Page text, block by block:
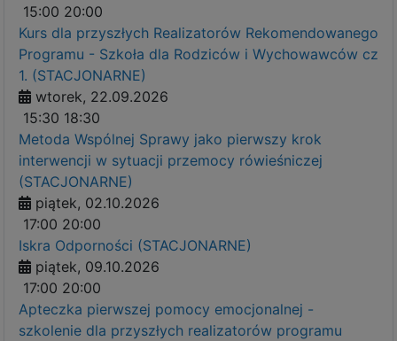
15:00 20:00
Kurs dla przyszłych Realizatorów Rekomendowanego
Programu - Szkoła dla Rodziców i Wychowawców cz
1. (STACJONARNE)
wtorek, 22.09.2026
15:30 18:30
Metoda Wspólnej Sprawy jako pierwszy krok
interwencji w sytuacji przemocy rówieśniczej
(STACJONARNE)
piątek, 02.10.2026
17:00 20:00
Iskra Odporności (STACJONARNE)
piątek, 09.10.2026
17:00 20:00
Apteczka pierwszej pomocy emocjonalnej -
szkolenie dla przyszłych realizatorów programu